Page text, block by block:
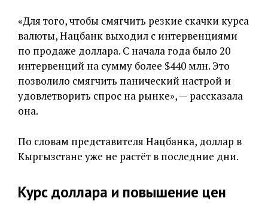
«Для того, чтобы смягчить резкие скачки курса
валюты, Нацбанк выходил с интервенциями
по продаже доллара. С начала года было 20
интервенций на сумму более $440 млн. Это
позволило смягчить панический настрой и
удовлетворить спрос на рынке», — рассказала
она.
По словам представителя Нацбанка, доллар в
Кыргызстане уже не растёт в последние дни.
Курс доллара и повышение цен